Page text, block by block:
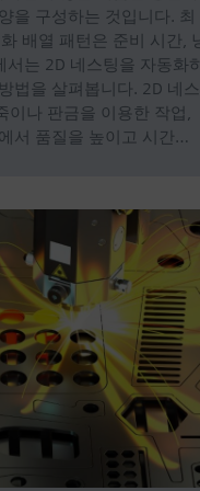
을 구성하는 것입니다. 최
배열 패턴은 준비 시간,
서는 2D 네스팅을 자동화
법을 살펴봅니다. 2D 네스
이나 판금을 이용한 작업,
서 품질을 높이고 시간…